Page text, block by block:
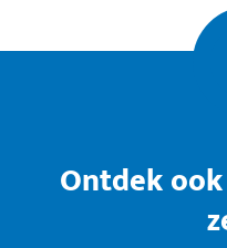
Ontdek